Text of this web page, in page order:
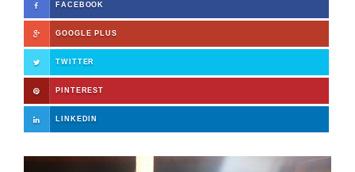
FACEBOOK
GOOGLE PLUS
TWITTER
PINTEREST
LINKEDIN